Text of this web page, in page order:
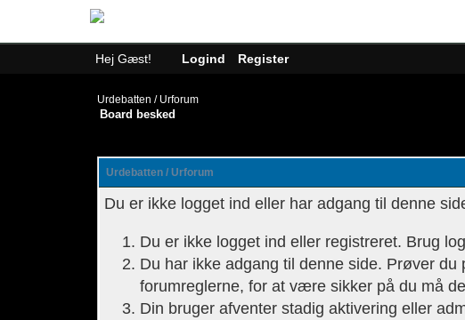
Hej Gæst! Logind Register
Urdebatten / Urforum
Board besked
Urdebatten / Urforum
Du er ikke logget ind eller har adgang til denne
Du er ikke logget ind eller registreret. Brug
Du har ikke adgang til denne side. Prøver
forumreglerne, for at være sikker på du må
Din bruger afventer stadig aktivering eller